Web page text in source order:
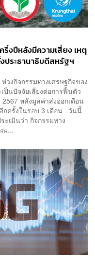
รึ่งปีหลังมีความเสี่ยง เหตุ
ประธานาธิบดีสหรัฐฯ
วงกิจกรรมทางเศรษฐกิจของ
นปัจจัยเสี่ยงต่อการฟื้นตัว
หลังมูลค่าส่งออกเดือน
กครั้งในรอบ 3 เดือน วันนี้
ะเมินว่า กิจกรรมทาง
ณ...